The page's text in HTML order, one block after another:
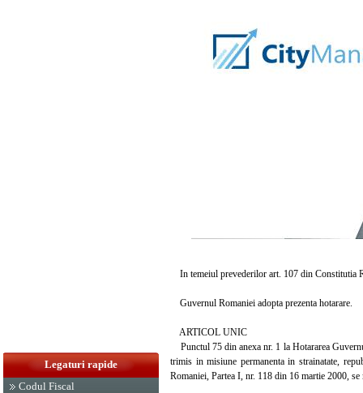
Legaturi rapide
Codul Fiscal
In temeiul prevederilor art. 107 din Constitutia
Guvernul Romaniei adopta prezenta hotarare.
ARTICOL UNIC
Punctul 75 din anexa nr. 1 la Hotararea
trimis in misiune permanenta in strainatate,
Romaniei, Partea I, nr. 118 din 16 martie 2000,